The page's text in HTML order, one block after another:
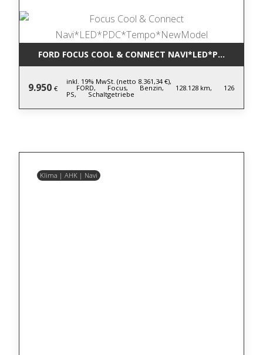
FORD FOCUS COOL & CONNECT
9.950 €
inkl. 19% MwSt. (netto 8.361,34 €),
FORD, Focus, Benzin, 128.128 km, 126
PS, Schaltgetriebe
Klima | AHK | Navi